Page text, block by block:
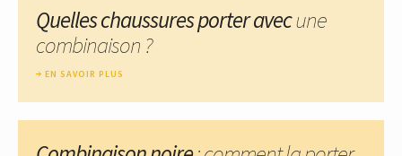
Quelles chaussures porter avecune
combinaison ?
EN SAVOIR PLUS